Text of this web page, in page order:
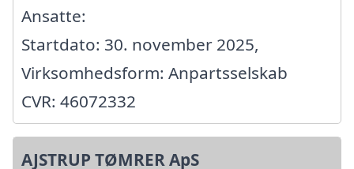
Ansatte:
Startdato: 30. november 2025,
Virksomhedsform: Anpartsselskab
CVR: 46072332
AJSTRUP TØMRER ApS